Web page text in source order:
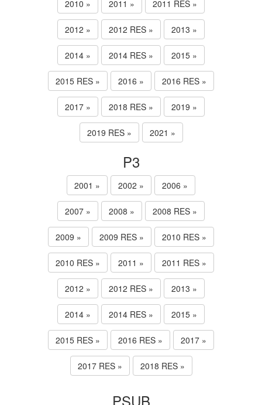
2010 » 2011 » 2011 RES »
2012 » 2012 RES » 2013 »
2014 » 2014 RES » 2015 »
2015 RES » 2016 » 2016 RES »
2017 » 2018 RES » 2019 »
2019 RES » 2021 »
P3
2001 » 2002 » 2006 »
2007 » 2008 » 2008 RES »
2009 » 2009 RES » 2010 RES »
2010 RES » 2011 » 2011 RES »
2012 » 2012 RES » 2013 »
2014 » 2014 RES » 2015 »
2015 RES » 2016 RES » 2017 »
2017 RES » 2018 RES »
PSUB